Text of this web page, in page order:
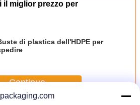
il miglior prezzo per
di plastica dell'HDPE per
Continua